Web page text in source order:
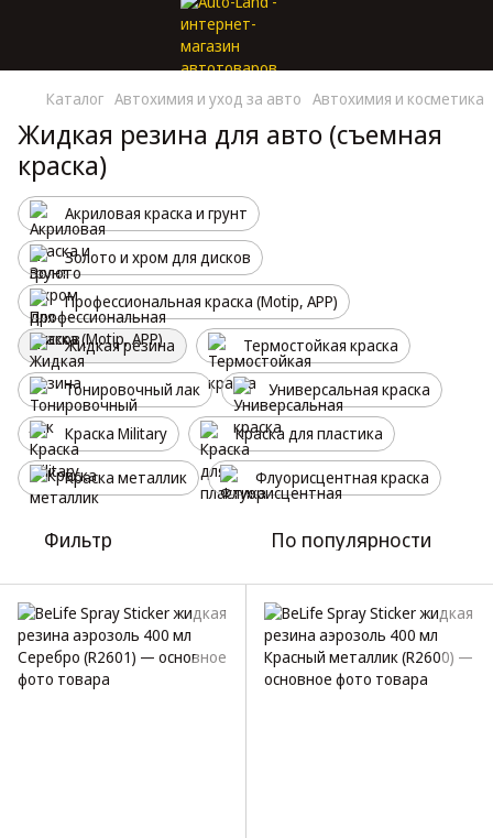
Каталог Автохимия и уход за авто Автохимия и косметика
Жидкая резина для авто (съемная
краска)
Акриловая краска и грунт
Золото и хром для дисков
Профессиональная краска (Motip, APP)
Жидкая резина Термостойкая краска
Тонировочный лак Универсальная краска
Краска Military Краска для пластика
Краска металлик Флуорисцентная краска
Фильтр По популярности